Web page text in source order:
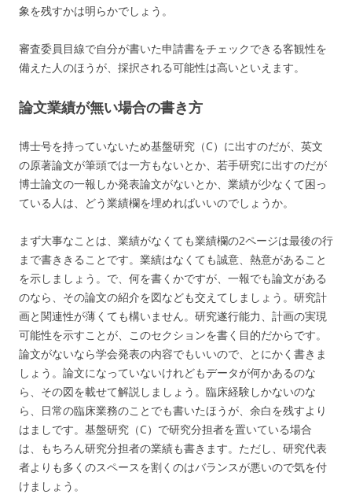
象を残すかは明らかでしょう。
審査委員目線で自分が書いた申請書をチェックできる客観性を
備えた人のほうが、採択される可能性は高いといえます。
論文業績が無い場合の書き方
博士号を持っていないため基盤研究（C）に出すのだが、英文
の原著論文が筆頭では一方もないとか、若手研究に出すのだが
博士論文の一報しか発表論文がないとか、業績が少なくて困っ
ている人は、どう業績欄を埋めればいいのでしょうか。
まず大事なことは、業績がなくても業績欄の2ページは最後の行
まで書ききることです。業績はなくても誠意、熱意があること
を示しましょう。で、何を書くかですが、一報でも論文がある
のなら、その論文の紹介を図なども交えてしましょう。研究計
画と関連性が薄くても構いません。研究遂行能力、計画の実現
可能性を示すことが、このセクションを書く目的だからです。
論文がないなら学会発表の内容でもいいので、とにかく書きま
しょう。論文になっていないけれどもデータが何かあるのな
ら、その図を載せて解説しましょう。臨床経験しかないのな
ら、日常の臨床業務のことでも書いたほうが、余白を残すより
はましです。基盤研究（C）で研究分担者を置いている場合
は、もちろん研究分担者の業績も書きます。ただし、研究代表
者よりも多くのスペースを割くのはバランスが悪いので気を付
けましょう。